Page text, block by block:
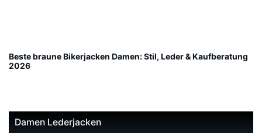
Beste braune Bikerjacken Damen: Stil, Leder & Kaufberatung
2026
Damen Lederjacken